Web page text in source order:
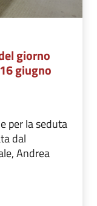
giorno
giugno
per la seduta
dal
Andrea